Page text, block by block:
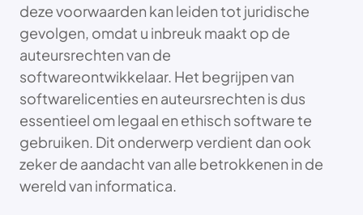
deze voorwaarden kan leiden tot juridische
gevolgen, omdat u inbreuk maakt op de
auteursrechten van de
softwareontwikkelaar. Het begrijpen van
softwarelicenties en auteursrechten is dus
essentieel om legaal en ethisch software te
gebruiken. Dit onderwerp verdient dan ook
zeker de aandacht van alle betrokkenen in de
wereld van informatica.